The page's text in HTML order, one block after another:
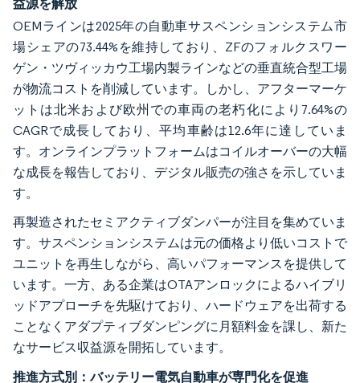
OEMラインは2025年の自動車サスペンションシステム市
場シェアの73.44%を維持しており、ZFのフォルクスワー
ゲン・ツヴィッカウ工場内製ラインなどの垂直統合型工場
が物流コストを削減しています。しかし、アフターマーケ
ットは北米および欧州での車両の老朽化により7.64%の
CAGRで成長しており、平均車齢は12.6年に達していま
す。オンラインプラットフォームはコイルオーバーの大幅
な成長を報告しており、デジタル販売の強さを示していま
す。
再製造されたセミアクティブダンパーが注目を集めていま
す。サスペンションシステムは元の価格より低いコストで
ユニットを再生しながら、高いパフォーマンスを提供して
います。一方、ある企業はOTAアンロックによるハイブリ
ッドアプローチを先駆けており、ハードウェアを出荷する
ことなくアダプティブダンピングに月額料金を課し、新た
なサービス収益源を開拓しています。
推進方式別：バッテリー電気自動車が専門化を促進